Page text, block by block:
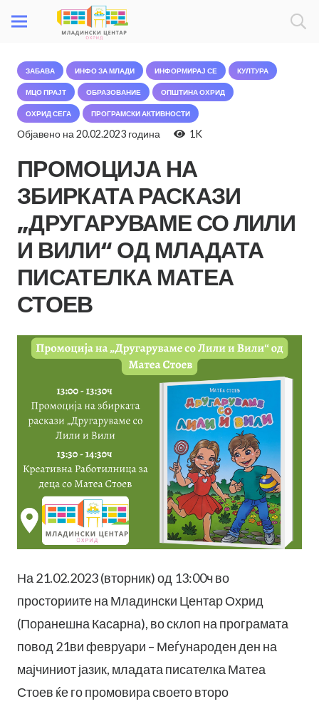
ЗАБАВА ИНФО ЗА МЛАДИ ИНФОРМИРАЈ СЕ КУЛТУРА
МЦО ПРАЈТ ОБРАЗОВАНИЕ ОПШТИНА ОХРИД
ОХРИД СЕГА ПРОГРАМСКИ АКТИВНОСТИ
Објавено на 20.02.2023 година 1K
ПРОМОЦИЈА НА
ЗБИРКАТА РАСКАЗИ
„ДРУГАРУВАМЕ СО ЛИЛИ
И ВИЛИ“ ОД МЛАДАТА
ПИСАТЕЛКА МАТЕА
СТОЕВ
На 21.02.2023 (вторник) од 13:00ч во
просториите на Младински Центар Охрид
(Поранешна Касарна), во склоп на програмата
повод 21ви февруари – Меѓународен ден на
мајчиниот јазик, младата писателка Матеа
Стоев ќе го промовира своето второ